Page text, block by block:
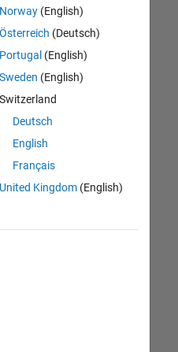
Norway(English)
Österreich (Deutsch)
Portugal (English)
Sweden (English)
Switzerland
Deutsch
English
Français
United Kingdom(English)